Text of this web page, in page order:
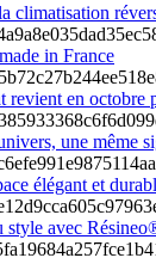
climatisation
in France
revient en octobre
une même
élégant et
style avec